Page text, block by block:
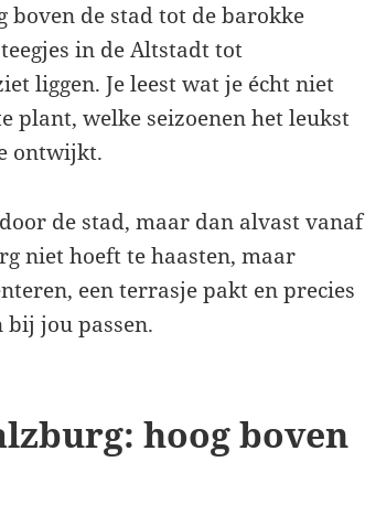
boven de stad tot de barokke
in de Altstadt tot
liggen. Je leest wat je écht niet
plant, welke seizoenen het leukst
ontwijkt.
de stad, maar dan alvast vanaf
niet hoeft te haasten, maar
een terrasje pakt en precies
bij jou passen.
hoog boven